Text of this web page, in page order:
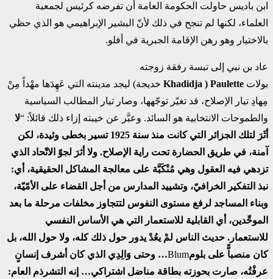
ابن باديس حاولت الحكومة العامة أن تفرضه كرئيس لجمعية
العلماء، لكنها لم تنجح في ذلك لأنّ البشير الإبراهيمي هو الذي حظي
بالاختيار وهو رهن الإقامة الجبرية في أفلو.
عاد بن نبي إلى تبسة رفقة زوجته
بولات Paulette
(
Khadidja خديجة) ليجد مدينته التي عَهِدَها مهْداً مِنْ
مِهادِ تيار الإصلاح، قد تغيّر توجّهها، وصار تيار المطالب السياسية
والطموحات الانتخابية هو السائد. وعبَّر عن خيبته إزاء ذلك قائلاً: “لا
أثَرَ لتلك الجزائر التي كانت منذ سنة 1925 تسير بخطى وئيدة، لكن
آمنة، في طريق الحضارة تحت راية الإصلاح. ولا أثرَ لجوّ الاتّحاد الذي
تزدهي فيه العقول وهي مُنْكَبَّة على معالجة المشاكل الحقيقية، أي:
نبذ التفكير الخرافيّ، وتشييد المدارس من أجل القضاء على الأمّيّة،
وبناء المساجد لرفع مستوى النفوس لتتجاوز مخلفات مرحلة ما بعد
الموحِّدين، أي القابلية للاستعمار التي هي الأساس النفسي
للاستعمار. حديث الناس لمْ يعُدْ يدور حول ذلك كله، ولا حول الله، بل
كان منصباًّ على بلومBlum… وحتى وَالِدِي الذي كان أشرف إنسانٍ
عرفْتُه، صارت بحوزته بطاقة مناضل اشتراكي… إنه التشرذم العام: